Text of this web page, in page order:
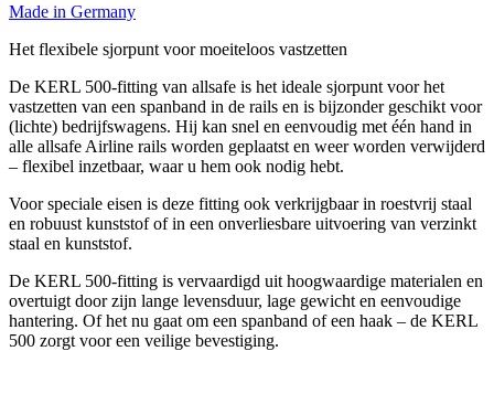
Made in Germany
Het flexibele sjorpunt voor moeiteloos vastzetten
De KERL 500-fitting van allsafe is het ideale sjorpunt voor het
vastzetten van een spanband in de rails en is bijzonder geschikt voor
(lichte) bedrijfswagens. Hij kan snel en eenvoudig met één hand in
alle allsafe Airline rails worden geplaatst en weer worden verwijderd
– flexibel inzetbaar, waar u hem ook nodig hebt.
Voor speciale eisen is deze fitting ook verkrijgbaar in roestvrij staal
en robuust kunststof of in een onverliesbare uitvoering van verzinkt
staal en kunststof.
De KERL 500-fitting is vervaardigd uit hoogwaardige materialen en
overtuigt door zijn lange levensduur, lage gewicht en eenvoudige
hantering. Of het nu gaat om een spanband of een haak – de KERL
500 zorgt voor een veilige bevestiging.